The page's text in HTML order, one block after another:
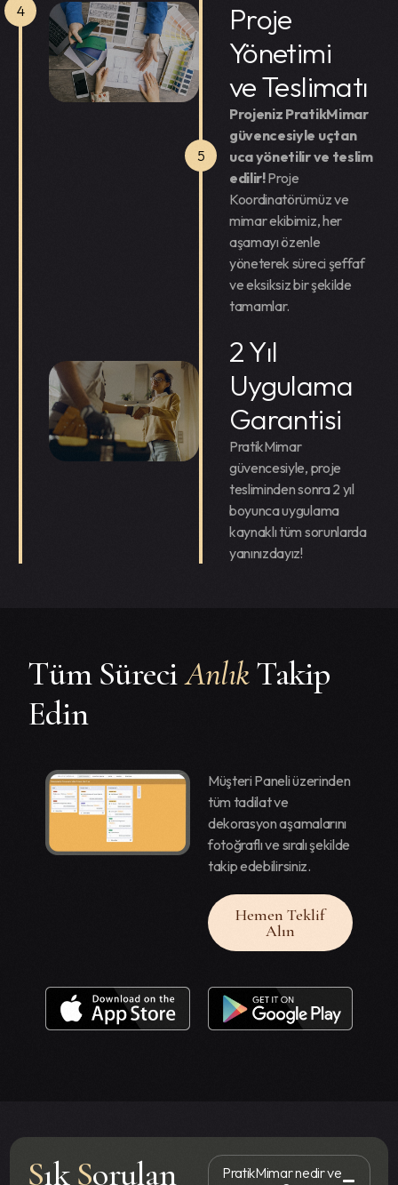
Proje
Yönetimi
ve Teslimatı
Projeniz PratikMimar
güvencesiyle uçtan
uca yönetilir ve teslim
edilir!Proje
Koordinatörümüz ve
mimar ekibimiz, her
aşamayı özenle
yöneterek süreci şeffaf
ve eksiksiz bir şekilde
tamamlar.
4
2 Yıl
Uygulama
Garantisi
5
PratikMimar
güvencesiyle, proje
tesliminden sonra 2 yıl
boyunca uygulama
kaynaklı tüm sorunlarda
yanınızdayız!
Tüm SüreciAnlıkTakip
Edin
Müşteri Paneli üzerinden
tüm tadilat ve
dekorasyon aşamalarını
fotoğraflı ve sıralı şekilde
takip edebilirsiniz.
Hemen Teklif
Alın
SıkSorulan
PratikMimar nedir ve